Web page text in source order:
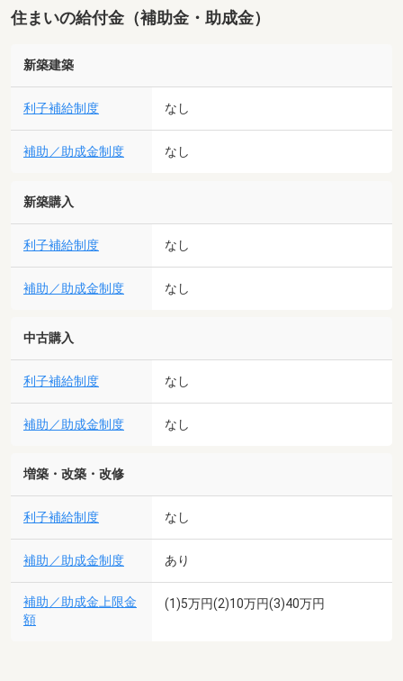
住まいの給付金（補助金・助成金）
新築建築
利子補給制度 なし
補助／助成金制度 なし
新築購入
利子補給制度 なし
補助／助成金制度 なし
中古購入
利子補給制度 なし
補助／助成金制度 なし
増築・改築・改修
利子補給制度 なし
補助／助成金制度 あり
補助／助成金上限金
額
(1)5万円(2)10万円(3)40万円